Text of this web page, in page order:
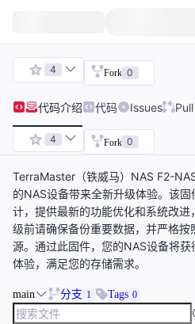
4 Fork 0
代码介绍 代码 Issues
4 Fork 0
TerraMaster（铁威马）NAS F2-
的NAS设备带来全新升级体验。该
计，提供最新的功能优化和系统改
级前请确保备份重要数据，并严格
源。通过此固件，您的NAS设备将
体验，满足您的存储需求。
main 分支 1 Tags 0